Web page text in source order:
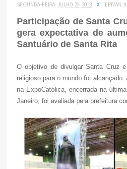
SEGUNDA-FEIRA, JULHO 29, 2013 X ERIVAN
Participação de Santa
gera expectativa de
Santuário de Santa Rita
O objetivo de divulgar Santa Cruz
religioso para o mundo foi
na ExpoCatólica, encerrada na
Janeiro, foi avaliada pela prefeitura